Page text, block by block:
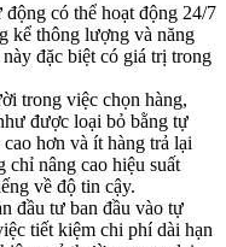
động có thể hoạt động 24/7
kể thông lượng và năng
đặc biệt có giá trị trong
trong việc chọn hàng,
được loại bỏ bằng tự
hơn và ít hàng trả lại
nâng cao hiệu suất
về độ tin cậy.
đầu tư ban đầu vào tự
tiết kiệm chi phí dài hạn